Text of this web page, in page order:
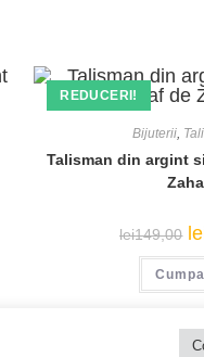
REDUCERI!
Bijuterii,
Talisman din argint
lei149,00
a